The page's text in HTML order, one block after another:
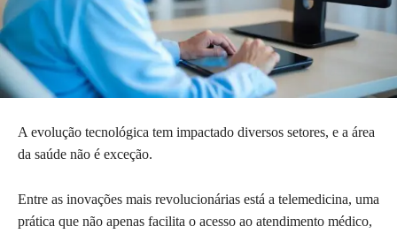
A evolução tecnológica tem impactado diversos setores, e a área
da saúde não é exceção.
Entre as inovações mais revolucionárias está a telemedicina, uma
prática que não apenas facilita o acesso ao atendimento médico,